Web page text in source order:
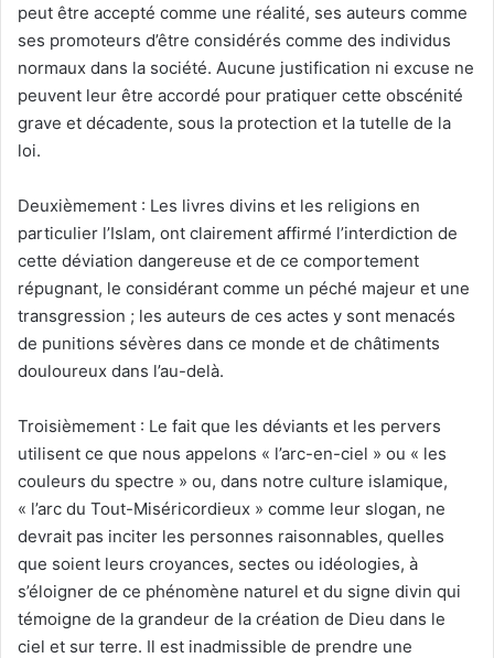
peut être accepté comme une réalité, ses auteurs comme
ses promoteurs d’être considérés comme des individus
normaux dans la société. Aucune justification ni excuse ne
peuvent leur être accordé pour pratiquer cette obscénité
grave et décadente, sous la protection et la tutelle de la
loi.
Deuxièmement : Les livres divins et les religions en
particulier l’Islam, ont clairement affirmé l’interdiction de
cette déviation dangereuse et de ce comportement
répugnant, le considérant comme un péché majeur et une
transgression ; les auteurs de ces actes y sont menacés
de punitions sévères dans ce monde et de châtiments
douloureux dans l’au-delà.
Troisièmement : Le fait que les déviants et les pervers
utilisent ce que nous appelons « l’arc-en-ciel » ou « les
couleurs du spectre » ou, dans notre culture islamique,
« l’arc du Tout-Miséricordieux » comme leur slogan, ne
devrait pas inciter les personnes raisonnables, quelles
que soient leurs croyances, sectes ou idéologies, à
s’éloigner de ce phénomène naturel et du signe divin qui
témoigne de la grandeur de la création de Dieu dans le
ciel et sur terre. Il est inadmissible de prendre une